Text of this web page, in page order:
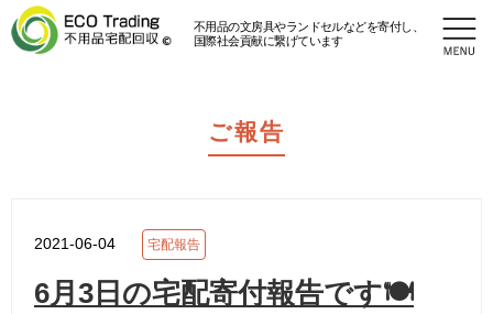
不用品の文房具やランドセルなどを寄付し、
国際社会貢献に繋げています
ご報告
2021-06-04 宅配報告
6月3日の宅配寄付報告です🍽️